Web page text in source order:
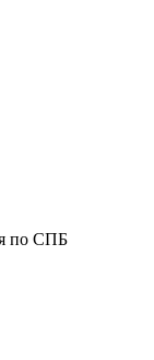
по СПБ